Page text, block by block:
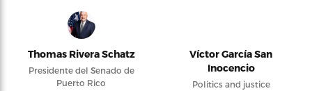
Thomas Rivera Schatz
Presidente del Senado de
Puerto Rico
Víctor García San
Inocencio
Politics and justice